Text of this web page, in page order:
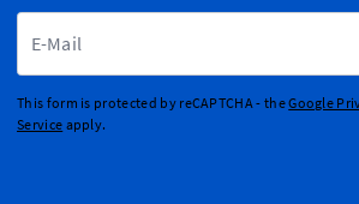
This form is protected by reCAPTCHA - theGoogle
Service apply.